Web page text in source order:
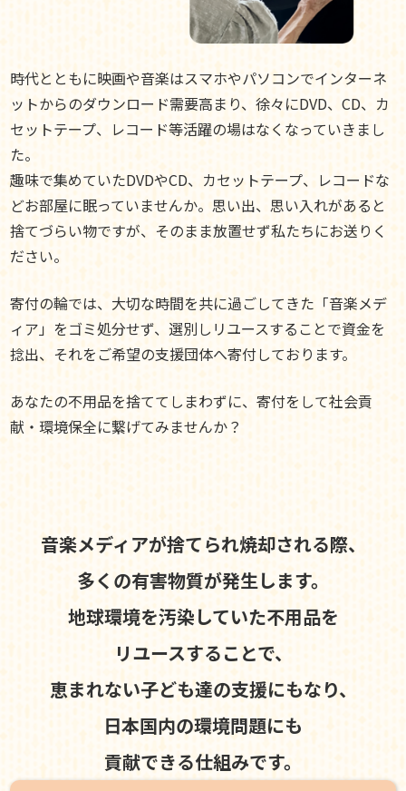
時代とともに映画や音楽はスマホやパソコンでインターネ
ットからのダウンロード需要高まり、徐々にDVD、CD、カ
セットテープ、レコード等活躍の場はなくなっていきまし
た。
趣味で集めていたDVDやCD、カセットテープ、レコードな
どお部屋に眠っていませんか。思い出、思い入れがあると
捨てづらい物ですが、そのまま放置せず私たちにお送りく
ださい。
寄付の輪では、大切な時間を共に過ごしてきた「音楽メデ
ィア」をゴミ処分せず、選別しリユースすることで資金を
捻出、それをご希望の支援団体へ寄付しております。
あなたの不用品を捨ててしまわずに、寄付をして社会貢
献・環境保全に繋げてみませんか？
音楽メディアが捨てられ焼却される際、
多くの有害物質が発生します。
地球環境を汚染していた不用品を
リユースすることで、
恵まれない子ども達の支援にもなり、
日本国内の環境問題にも
貢献できる仕組みです。